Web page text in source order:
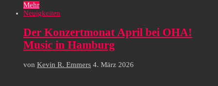
Mehr
Neuigkeiten
Der Konzertmonat April bei OHA!
Music in Hamburg
von Kevin R. Emmers 4. März 2026